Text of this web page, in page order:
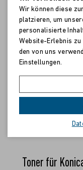
Toner für
Wir können diese
platzieren, um
personalisierte
Website-Erlebnis
den von uns
Einstellungen.